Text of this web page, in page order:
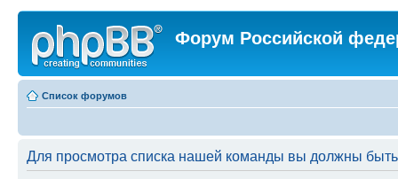
Форум Российской
Список форумов
Для просмотра списка нашей команды вы должны